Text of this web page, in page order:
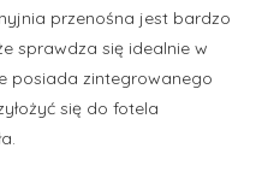
przenośna jest bardzo
sprawdza się idealnie w
posiada zintegrowanego
się do fotela